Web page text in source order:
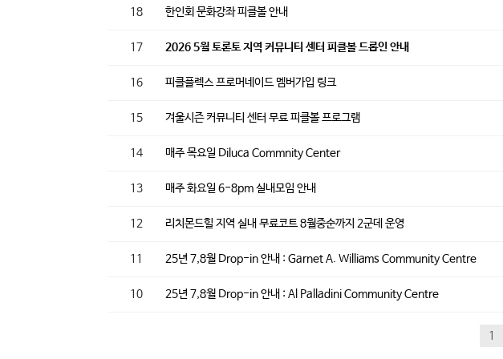
18 한인회 문화강좌 피클볼 안내
17 2026 5월 토론토 지역 커뮤니티 센터 피클볼 드롭인 안내
16 피클플렉스 프로머네이드 멤버가입 링크
15 겨울시즌 커뮤니티 센터 무료 피클볼 프로그램
14 매주 목요일 Diluca Commnity Center
13 매주 화요일 6-8pm 실내모임 안내
12 리치몬드힐 지역 실내 무료코트 8월중순까지 2군데 운영
11 25년 7,8월 Drop-in 안내 : Garnet A. Williams Community Centre
10 25년 7,8월 Drop-in 안내 : Al Palladini Community Centre
1